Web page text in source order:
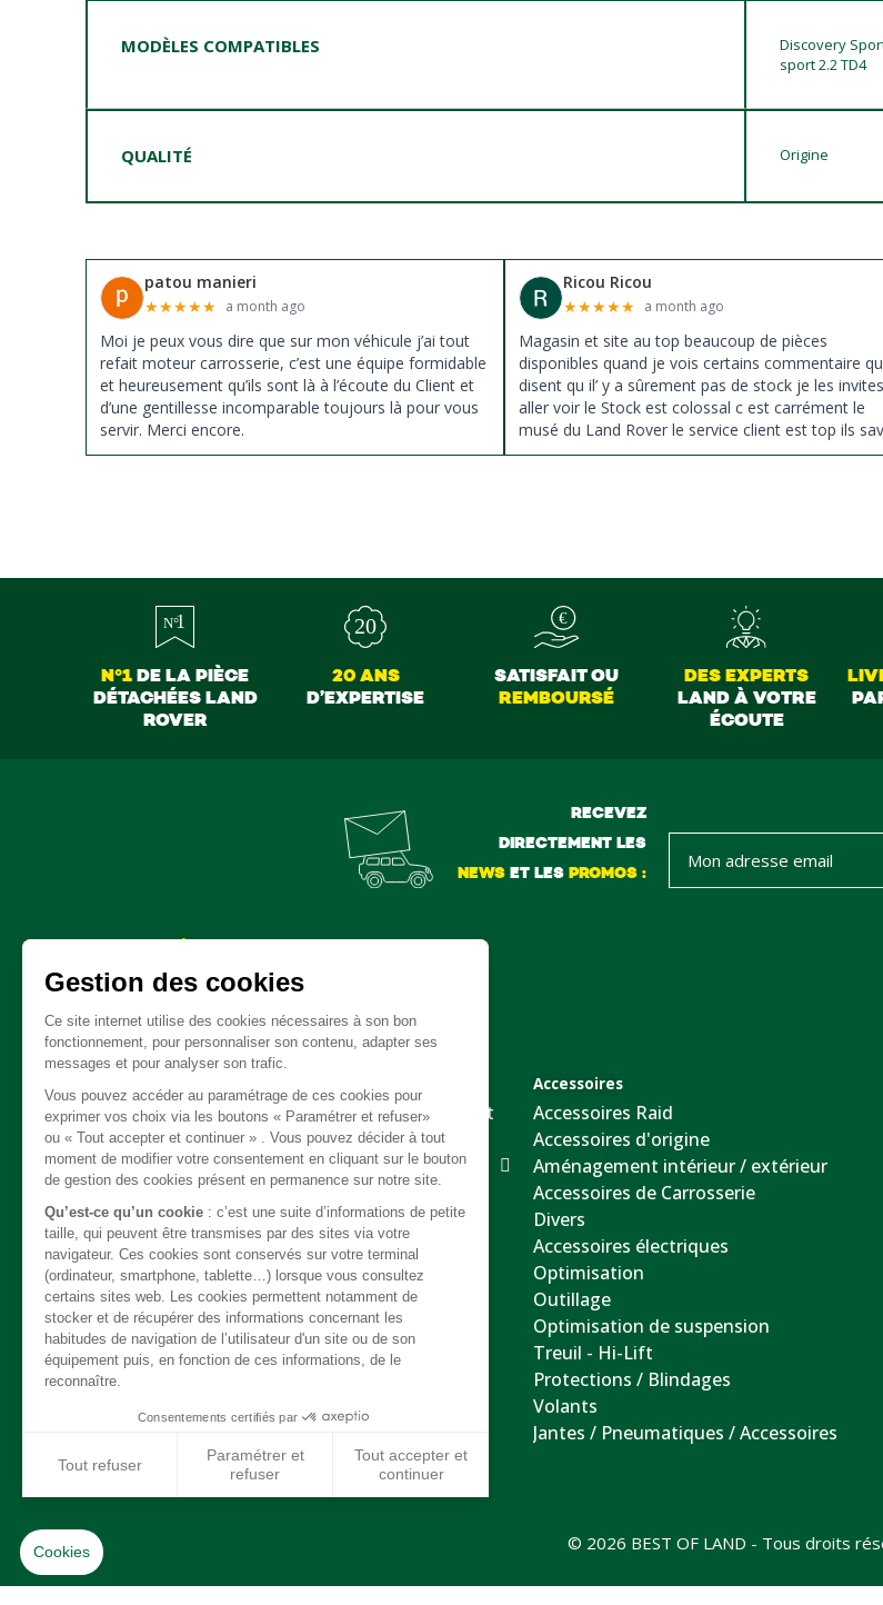
MODÈLES COMPATIBLES
Discovery
sport 2.2 TD4
QUALITÉ Origine
patou manieri
★★★★★ a month ago
Moi je peux vous dire que sur mon véhicule j’ai tout
refait moteur carrosserie, c’est une équipe formidable
et heureusement qu’ils sont là à l’écoute du Client et
d’une gentillesse incomparable toujours là pour vous
servir. Merci encore.
Ricou Ricou
★★★★★ a month ago
Magasin et site au top beaucoup de pièces
disponibles quand je vois certains commentaire
disent qu il’ y a sûrement pas de stock je les
aller voir le Stock est colossal c est carrément le
musé du Land Rover le service client est top ils
donné des conseils et ne pousse pas à la vente ils
N°1DE LA PIÈCE
DÉTACHÉES LAND
ROVER
20 ANS
D’EXPERTISE
SATISFAIT OU
REMBOURSÉ
DES EXPERTS
LAND À VOTRE
ÉCOUTE
RECEVEZ
DIRECTEMENT LES
NEWSET LES PROMOS :
Embrayage - Boite de vitesse / boite de transfert
Câble
Carrosserie / Chassis
Direction
Echappement
Electricité
Freinage
Intérieur
Moteur
Refroidissement / chauffage / clim
Suspension
Système de carburant
Jantes / Pneumatiques
Accessoires
Accessoires Raid
Accessoires d'origine
Aménagement intérieur / extérieur
Accessoires de Carrosserie
Divers
Accessoires électriques
Optimisation
Outillage
Optimisation de suspension
Treuil - Hi-Lift
Protections / Blindages
Volants
Jantes / Pneumatiques / Accessoires
© 2026 BEST OF LAND - Tous droits